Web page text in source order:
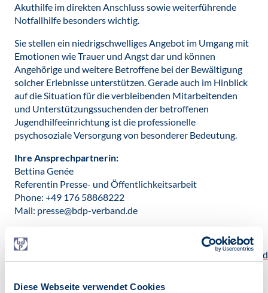
Diese Webseite verwendet Cookies
Akuthilfe im direkten Anschluss sowie weiterführende
Notfallhilfe besonders wichtig.
Sie stellen ein niedrigschwelliges Angebot im Umgang mit
Emotionen wie Trauer und Angst dar und können
Angehörige und weitere Betroffene bei der Bewältigung
solcher Erlebnisse unterstützen. Gerade auch im Hinblick
auf die Situation für die verbleibenden Mitarbeitenden
und Unterstützungssuchenden der betroffenen
Jugendhilfeeinrichtung ist die professionelle
psychosoziale Versorgung von besonderer Bedeutung.
Ihre Ansprechpartnerin:
Bettina Genée
Referentin Presse- und Öffentlichkeitsarbeit
Phone: +49 176 58868222
Mail: presse@bdp-verband.de
Datei herunterladen: